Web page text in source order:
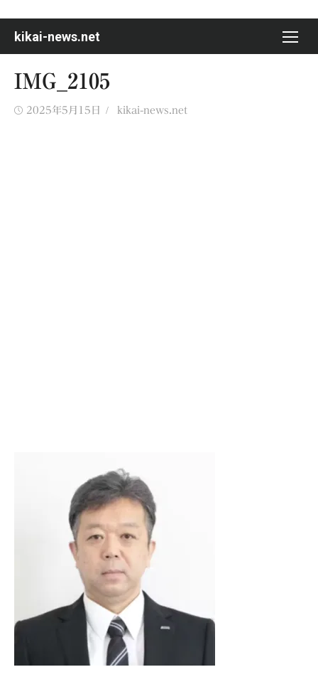
content
kikai-news.net
IMG_2105
Posted
2025年5月15日 Author
kikai-news.net